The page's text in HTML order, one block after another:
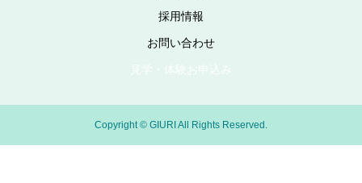
採用情報
お問い合わせ
見学・体験お申込み
Copyright © GIURI All Rights Reserved.